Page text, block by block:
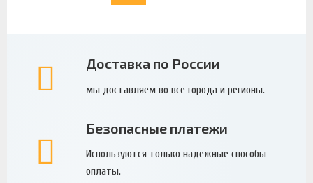
Доставка по России
мы доставляем во все города и регионы.
Безопасные платежи
Используются только надежные способы
оплаты.